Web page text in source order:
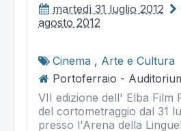
martedì 31 luglio 2012
agosto 2012
Cinema , Arte e Cultura
Portoferraio -
VII edizione dell' Elba Film
del cortometraggio dal 31
presso l'Arena della